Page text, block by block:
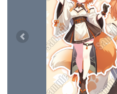
Previous